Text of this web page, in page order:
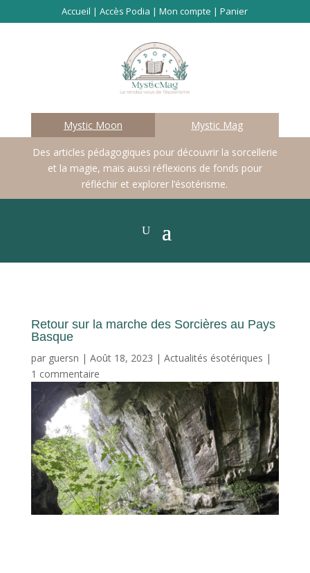
Accueil |Accès Podia |Mon compte |Panier
Mystic Moon Mystic Mag
Des articles pédagogiques pour découvrir la sorcellerie
et la magie, mais aussi réflexions de fonds pour
réfléchir et explorer l’ésotérisme.
Retour sur la marche des Sorcières au Pays
Basque
par guersn | Août 18, 2023 | Actualités ésotériques |
1 commentaire